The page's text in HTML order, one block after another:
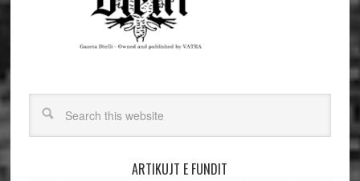
ARTIKUJT E FUNDIT